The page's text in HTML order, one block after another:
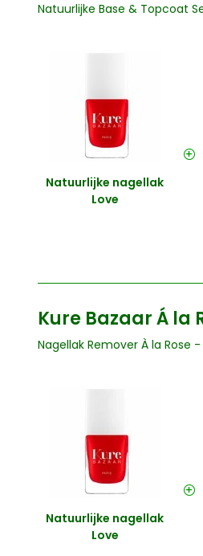
Natuurlijke Base & Topcoat
Natuurlijke nagellak
Love
Kure Bazaar Á la
Nagellak Remover À la Rose -
Natuurlijke nagellak
Love